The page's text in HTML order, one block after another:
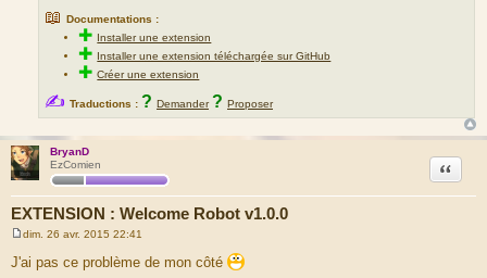
📖 Documentations :
✚ Installer une extension
✚ Installer une extension téléchargée sur GitHub
✚Créer une extension
✍ Traductions : ? Demander ? Proposer
BryanD
EzComien
EXTENSION : Welcome Robot v1.0.0
Citation
e
s
dim. 26 avr. 2015 22:41
J'ai pas ce problème de mon côté